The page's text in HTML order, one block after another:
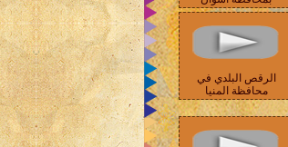
الرقص البلدي في
محافظة المنيا